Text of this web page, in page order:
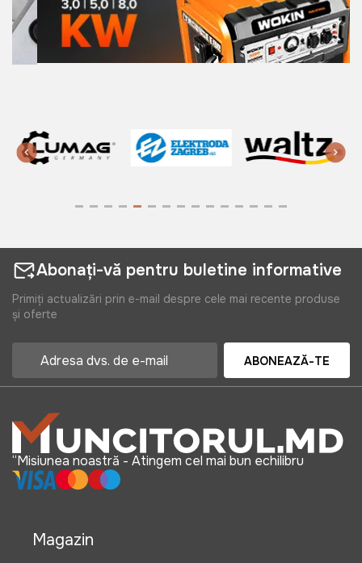
Abonați-vă pentru buletine informative
Primiți actualizări prin e-mail despre cele mai recente produse
și oferte
ABONEAZĂ-TE
“Misiunea noastră - Atingem cel mai bun echilibru
Magazin